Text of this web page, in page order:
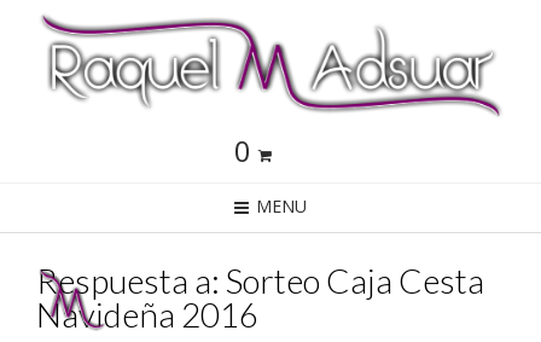
0
MENU
Respuesta a: Sorteo Caja Cesta
Navideña 2016